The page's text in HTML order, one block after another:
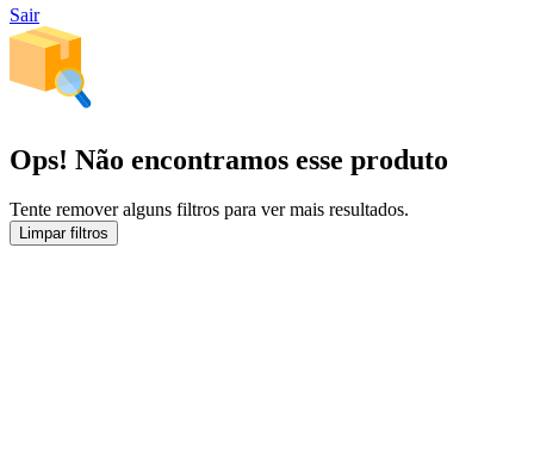
Sair
Ops! Não encontramos esse produto
Tente remover alguns filtros para ver mais resultados.
Limpar filtros